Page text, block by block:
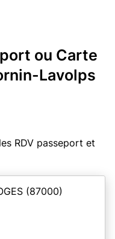
ou Carte
Lavolps
RDV passeport et
(87000)